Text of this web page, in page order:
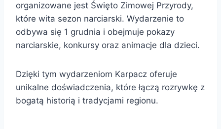
organizowane jest Święto Zimowej Przyrody,
które wita sezon narciarski. Wydarzenie to
odbywa się 1 grudnia i obejmuje pokazy
narciarskie, konkursy oraz animacje dla dzieci.
Dzięki tym wydarzeniom Karpacz oferuje
unikalne doświadczenia, które łączą rozrywkę z
bogatą historią i tradycjami regionu.